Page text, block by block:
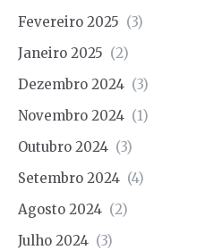
Fevereiro 2025 (3)
Janeiro 2025 (2)
Dezembro 2024 (3)
Novembro 2024 (1)
Outubro 2024 (3)
Setembro 2024 (4)
Agosto 2024 (2)
Julho 2024 (3)